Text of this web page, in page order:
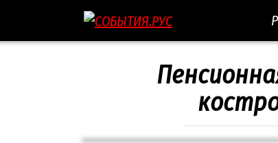
контенту